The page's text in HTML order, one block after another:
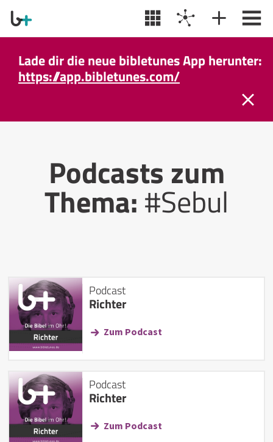
Lade dir die neue bibletunes App herunter:
https://app.bibletunes.com/
Podcasts zum
Thema:#Sebul
Podcast
Richter
Zum Podcast
Podcast
Richter
Zum Podcast